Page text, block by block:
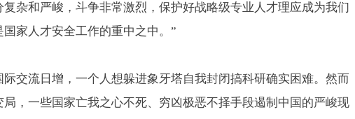
杂和严峻，斗争非常激烈，保护好战略级专业人才理应成为我们
家人才安全工作的重中之中。”
交流日增，一个人想躲进象牙塔自我封闭搞科研确实困难。然而
，一些国家亡我之心不死、穷凶极恶不择手段遏制中国的严峻现